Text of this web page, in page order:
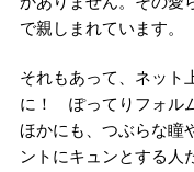
で親しまれています。
それもあって、ネット
に！ ぽってりフォル
ほかにも、つぶらな瞳
ントにキュンとする人